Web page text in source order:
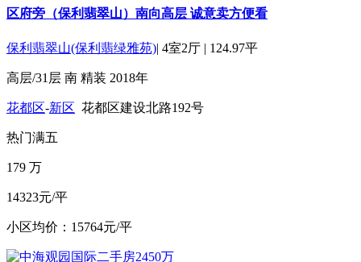
区府旁（保利翡翠山）南向高层 诚意卖方便看
保利翡翠山(保利翡绿雅苑)| 4室2厅 | 124.97平
高层/31层 南 精装 2018年
花都区-新区 花都区建设北路192号
热门满五
179 万
14323元/平
小区均价：15764元/平